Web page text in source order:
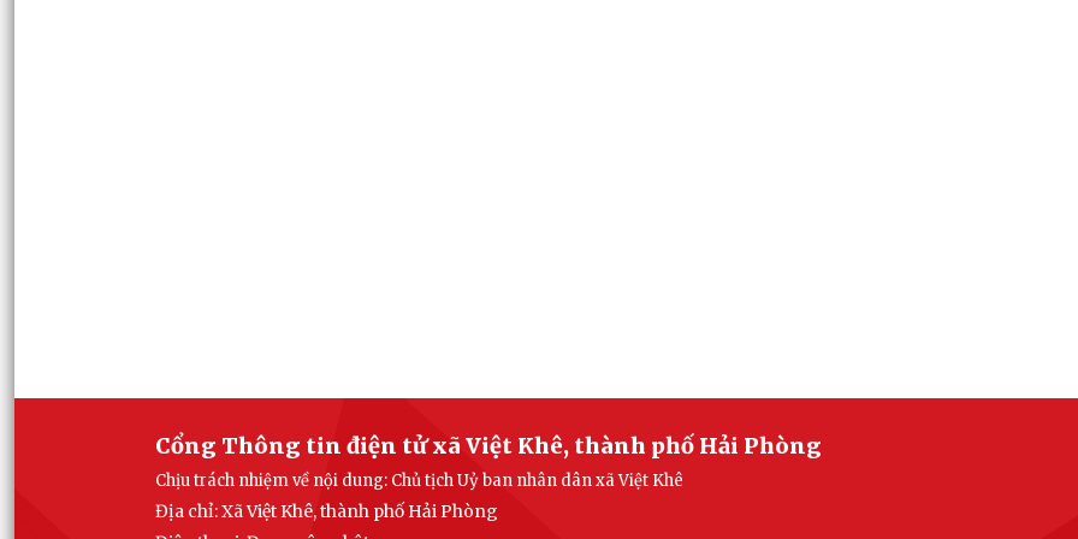
Cổng Thông tin điện tử xã Việt Khê, thành phố Hải Phòng
Chịu trách nhiệm về nội dung: Chủ tịch Uỷ ban nhân dân xã Việt Khê
Địa chỉ: Xã Việt Khê, thành phố Hải Phòng